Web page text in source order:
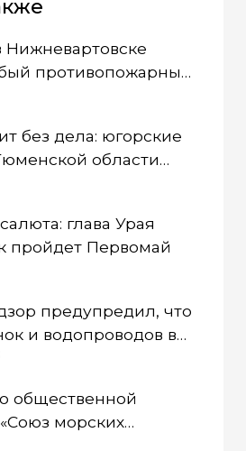
Нижневартовске
противопожарный
без дела: югорские
области
смены
глава Урая
пройдет Первомай
предупредил, что
и водопроводов в
непригодна для
общественной
морских
вынесли